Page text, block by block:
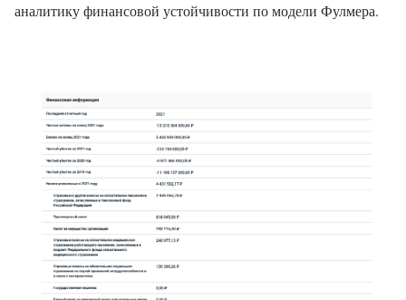
аналитику финансовой устойчивости по модели Фулмера.